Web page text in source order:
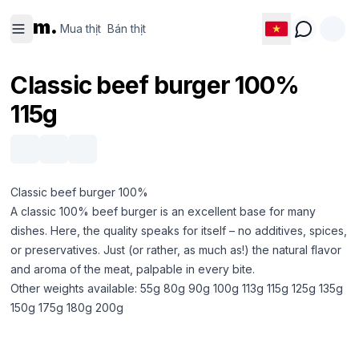
m. Mua thịt Bán thịt
Classic beef burger 100%
115g
Classic beef burger 100%
A classic 100% beef burger is an excellent base for many
dishes. Here, the quality speaks for itself – no additives, spices,
or preservatives. Just (or rather, as much as!) the natural flavor
and aroma of the meat, palpable in every bite.
Other weights available: 55g 80g 90g 100g 113g 115g 125g 135g
150g 175g 180g 200g